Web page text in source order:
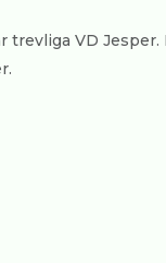
trevliga VD